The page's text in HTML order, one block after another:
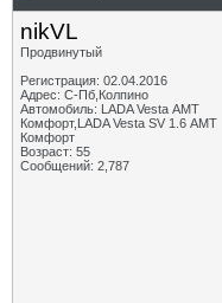
nikVL
Продвинутый
Регистрация: 02.04.2016
Адрес: С-Пб,Колпино
Автомобиль: LADA Vesta АМТ
Комфорт,LADA Vesta SV 1.6 АМТ
Комфорт
Возраст: 55
Сообщений: 2,787